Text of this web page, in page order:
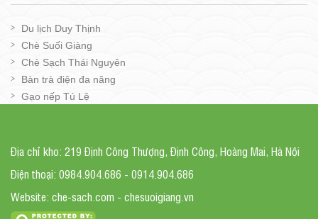
Du lịch Duy Thịnh
Chè Suối Giàng
Chè Sạch Thái Nguyên
Bàn trà điện đa năng
Gạo nếp Tú Lệ
Địa chỉ kho: 219 Định Công Thượng, Định Công, Hoàng Mai, Hà Nội
Điện thoại: 0984.904.686 - 0914.904.686
Website: che-sach.com - chesuoigiang.vn